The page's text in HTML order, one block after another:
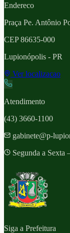
Endereco
Praça Pe. Antônio
CEP86635-000
Lupionópolis - PR
Ver localizacao
Atendimento
(43) 3660-1100
gabinete@p-
Segunda a
Siga a Prefeitura